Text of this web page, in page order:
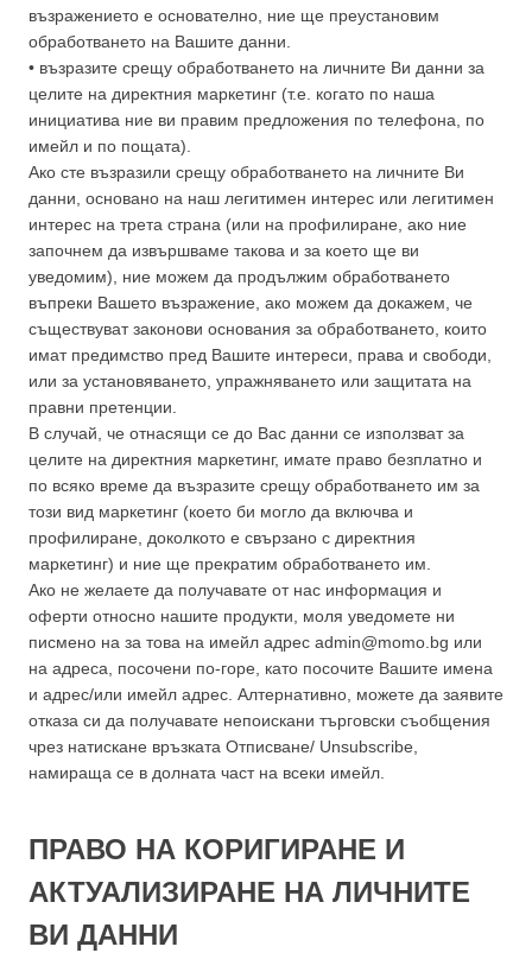
възражението е основателно, ние ще преустановим
обработването на Вашите данни.
• възразите срещу обработването на личните Ви данни за
целите на директния маркетинг (т.е. когато по наша
инициатива ние ви правим предложения по телефона, по
имейл и по пощата).
Ако сте възразили срещу обработването на личните Ви
данни, основано на наш легитимен интерес или легитимен
интерес на трета страна (или на профилиране, ако ние
започнем да извършваме такова и за което ще ви
уведомим), ние можем да продължим обработването
въпреки Вашето възражение, ако можем да докажем, че
съществуват законови основания за обработването, които
имат предимство пред Вашите интереси, права и свободи,
или за установяването, упражняването или защитата на
правни претенции.
В случай, че отнасящи се до Вас данни се използват за
целите на директния маркетинг, имате право безплатно и
по всяко време да възразите срещу обработването им за
този вид маркетинг (което би могло да включва и
профилиране, доколкото е свързано с директния
маркетинг) и ние ще прекратим обработването им.
Ако не желаете да получавате от нас информация и
оферти относно нашите продукти, моля уведомете ни
писмено на за това на имейл адрес admin@momo.bg или
на адреса, посочени по-горе, като посочите Вашите имена
и адрес/или имейл адрес. Алтернативно, можете да заявите
отказа си да получавате непоискани търговски съобщения
чрез натискане връзката Отписване/ Unsubscribe,
намираща се в долната част на всеки имейл.
ПРАВО НА КОРИГИРАНЕ И
АКТУАЛИЗИРАНЕ НА ЛИЧНИТЕ
ВИ ДАННИ